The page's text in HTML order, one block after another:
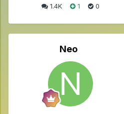
1.4K
1 0
Neo